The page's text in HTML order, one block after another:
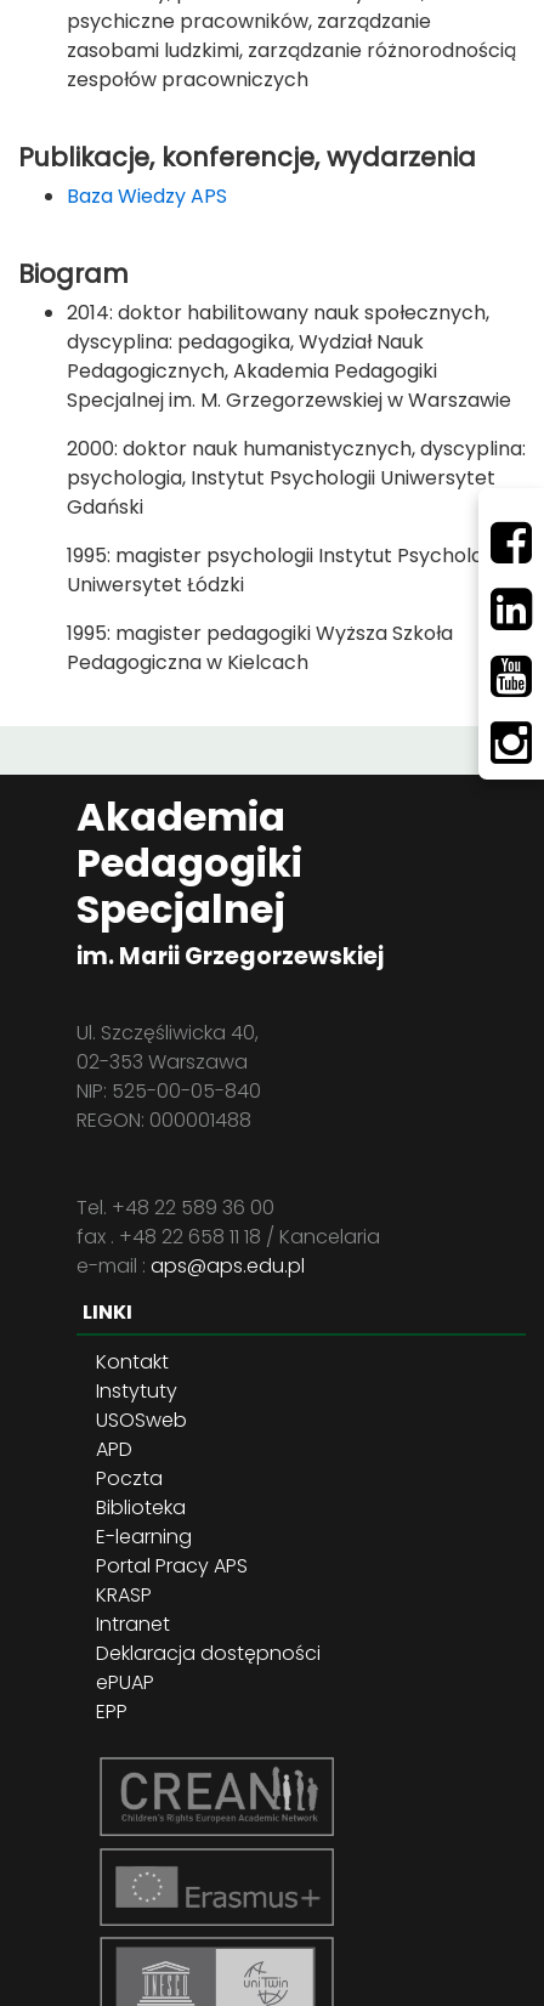
psychiczne pracowników, zarządzanie
zasobami ludzkimi, zarządzanie różnorodnością
zespołów pracowniczych
Publikacje, konferencje, wydarzenia
Baza Wiedzy APS
Biogram
2014: doktor habilitowany nauk społecznych,
dyscyplina: pedagogika, Wydział Nauk
Pedagogicznych, Akademia Pedagogiki
Specjalnej im. M. Grzegorzewskiej w Warszawie
2000: doktor nauk humanistycznych, dyscyplina:
psychologia, Instytut Psychologii Uniwersytet
Gdański
1995: magister psychologii Instytut Psychologii
Uniwersytet Łódzki
1995: magister pedagogiki Wyższa Szkoła
Pedagogiczna w Kielcach
Akademia
Pedagogiki
Specjalnej
im. Marii Grzegorzewskiej
Ul. Szczęśliwicka 40,
02-353 Warszawa
NIP: 525-00-05-840
REGON: 000001488
Tel. +48 22 589 36 00
fax . +48 22 658 11 18 / Kancelaria
e-mail : aps@aps.edu.pl
LINKI
Kontakt
Instytuty
USOSweb
APD
Poczta
Biblioteka
E-learning
Portal Pracy APS
KRASP
Intranet
Deklaracja dostępności
ePUAP
EPP